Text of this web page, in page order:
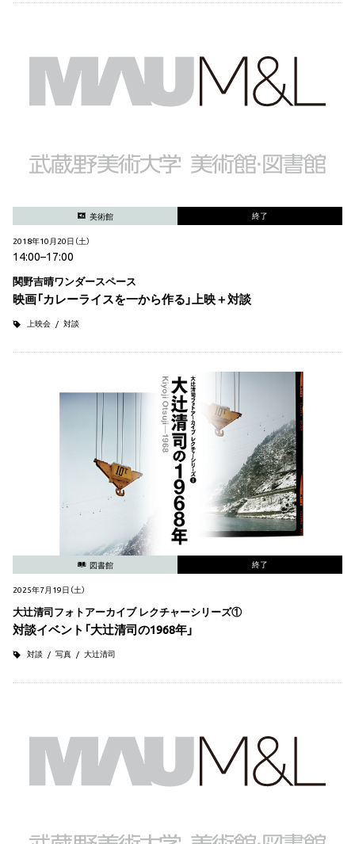
美術館 終了
2018年10月20日（土）
14:00–17:00
関野吉晴ワンダースペース
映画「カレーライスを一から作る」上映＋対談
上映会 対談
図書館 終了
2025年7月19日（土）
大辻清司フォトアーカイブ レクチャーシリーズ①
対談イベント「大辻清司の1968年」
対談 写真 大辻清司